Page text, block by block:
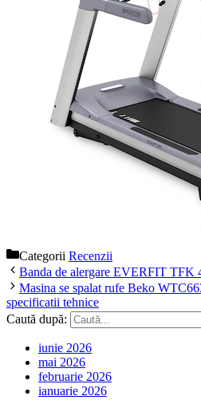
Categorii Recenzii
Banda de alergare EVERFIT TFK
Masina se spalat rufe Beko
specificatii tehnice
Caută după:
iunie 2026
mai 2026
februarie 2026
ianuarie 2026